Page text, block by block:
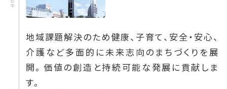
地域課題解決のため健康、子育て、安全・安心、
介護など多面的に未来志向のまちづくりを展
開。価値の創造と持続可能な発展に貢献しま
す。